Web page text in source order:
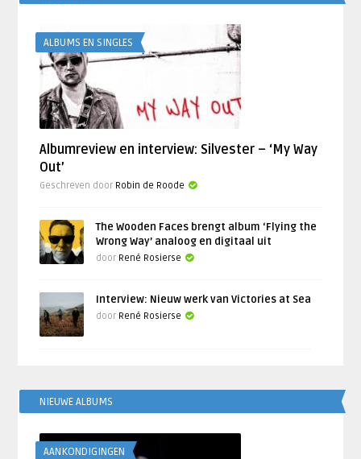
ALBUMS EN SINGLES
Albumreview en interview: Silvester – ‘My Way
Out’
Geschreven door Robin de Roode
The Wooden Faces brengt album ‘Flying the
Wrong Way’ analoog en digitaal uit
door René Rosierse
Interview: Nieuw werk van Victories at Sea
door René Rosierse
NIEUWE ALBUMS
AANKONDIGINGEN